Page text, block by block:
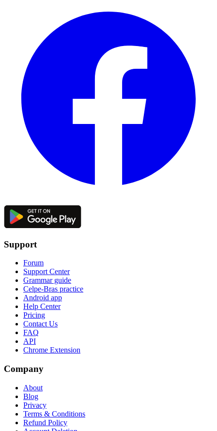
Support
Forum
Support Center
Grammar guide
Celpe-Bras practice
Android app
Help Center
Pricing
Contact Us
FAQ
API
Chrome Extension
Company
About
Blog
Privacy
Terms & Conditions
Refund Policy